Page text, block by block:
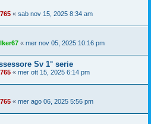
« sab nov 15, 2025 8:34 am
« mer nov 05, 2025 10:16 pm
Sv 1° serie
« mer ott 15, 2025 6:14 pm
« mer ago 06, 2025 5:56 pm